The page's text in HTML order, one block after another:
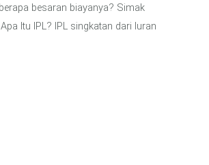
besaran biayanya? Simak
Itu IPL? IPL singkatan dari Iuran